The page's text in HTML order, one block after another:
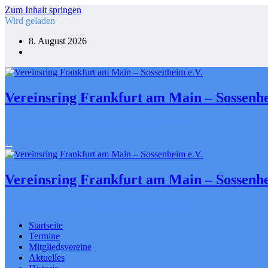
Zum Inhalt springen
Wird geladen
8. August 2026
Vereinsring Frankfurt am Main –
Vereinsring Frankfurt am Main –
Startseite
Termine
Mitgliedsvereine
Aktuelles